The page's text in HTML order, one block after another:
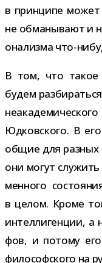
в прин­ципе
не обма­ны­вают и
о­на­лизма что-​
В том, что такое
будем
Юдковского. В
общие для раз­ных
они могут
мен­ного
в целом. Кроме
интел­ли­ген­ции, а
фов, и потому
фило­соф­ского на